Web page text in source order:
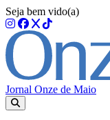
Seja bem vido(a)
Jornal Onze de Maio